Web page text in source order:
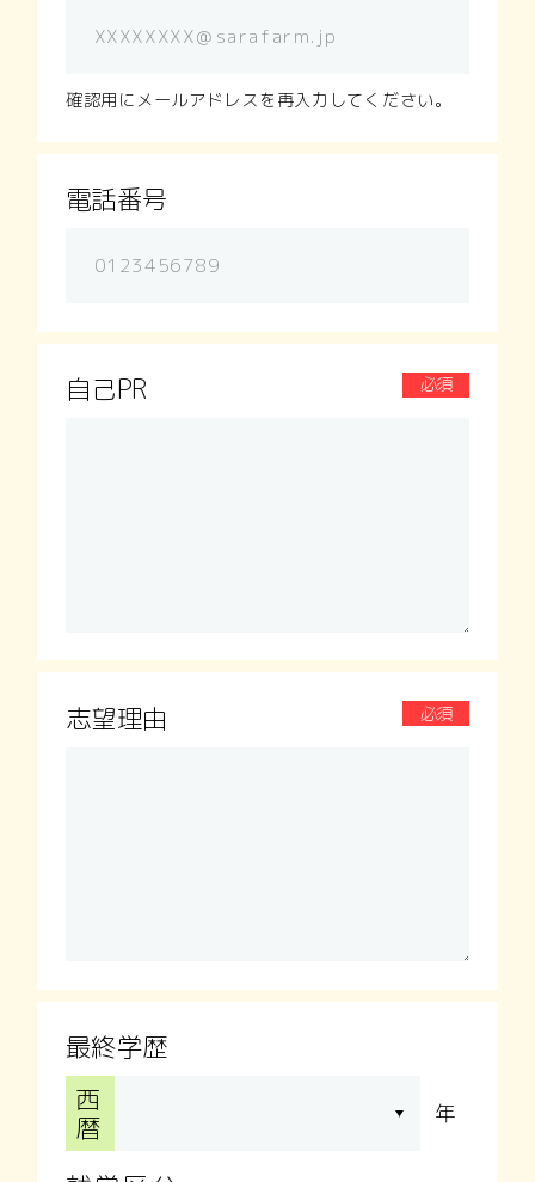
確認用にメールアドレスを再入力してください。
電話番号
自己PR 必須
志望理由 必須
最終学歴
西
暦
年